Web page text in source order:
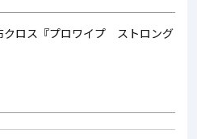
クロス『プロワイプ ストロング